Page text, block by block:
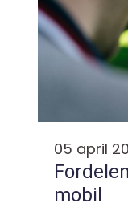
05 april
mobil